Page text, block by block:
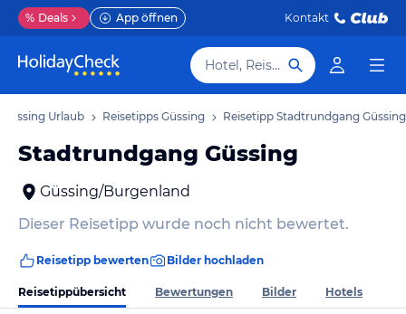
% Deals App öffnen Kontakt
Hotel, Reiseziel
Güssing Urlaub Reisetipps Güssing Reisetipp Stadtrundgang Güssing
Stadtrundgang Güssing
Güssing/Burgenland
Dieser Reisetipp wurde noch nicht bewertet.
Reisetipp bewerten Bilder hochladen
Reisetippübersicht Bewertungen Bilder Hotels